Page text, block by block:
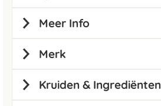
Meer Info
Merk
Kruiden & Ingrediënten